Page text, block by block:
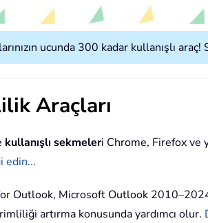
ucunda 300 kadar kullanışlı
Araçları
kullanışlı sekmeleri Chrome, Firefox ve
edin...
Outlook, Microsoft Outlook
artırma konusunda yardımcı olur.